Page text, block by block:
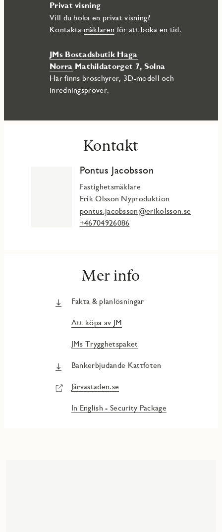
Privat visning
Vill du boka en privat visning?
Kontakta mäklaren för att boka en tid.
JMs Bostadsbutik Haga
Norra Mathildatorget 7, Solna
Här finns broschyrer, 3D-modell och
inredningsprover.
Kontakt
Pontus Jacobsson
Fastighetsmäklare
Erik Olsson Nyproduktion
pontus.jacobsson@erikolsson.se
+46704926086
Mer info
Fakta & planlösningar
Att köpa av JM
JMs Trygghetspaket
Bankerbjudande Kattfoten
Järvastaden.se
In English - Security Package